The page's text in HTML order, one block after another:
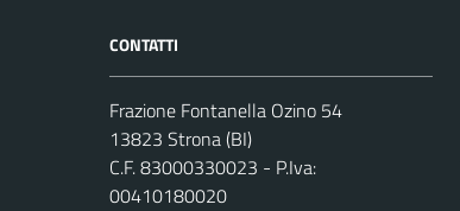
CONTATTI
Frazione Fontanella Ozino 54
13823 Strona (BI)
C.F. 83000330023 - P.Iva:
00410180020